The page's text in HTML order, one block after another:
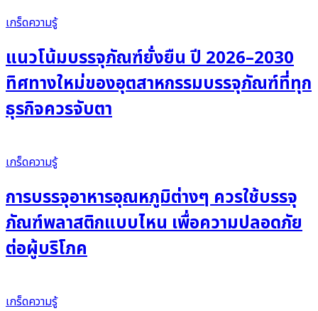
เกร็ดความรู้
แนวโน้มบรรจุภัณฑ์ยั่งยืน ปี 2026–2030
ทิศทางใหม่ของอุตสาหกรรมบรรจุภัณฑ์ที่ทุก
ธุรกิจควรจับตา
เกร็ดความรู้
การบรรจุอาหารอุณหภูมิต่างๆ ควรใช้บรรจุ
ภัณฑ์พลาสติกแบบไหน เพื่อความปลอดภัย
ต่อผู้บริโภค
เกร็ดความรู้